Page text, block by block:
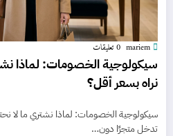
mariem 0 تعليقات
سيكولوجية الخصومات: لماذا
نراه بسعر أقل؟
سيكولوجية الخصومات: لماذا نشتري ما لا
تدخل متجرًا دون…